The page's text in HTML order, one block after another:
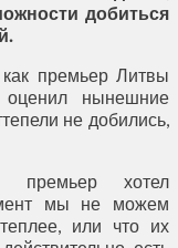
добиться
премьер Литвы
оценил нынешние
не добились,
премьер хотел
мы не можем
или что их